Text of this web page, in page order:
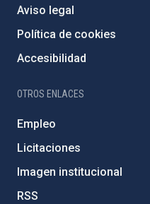
Aviso legal
Política de cookies
Accesibilidad
OTROS ENLACES
Empleo
Licitaciones
Imagen institucional
RSS